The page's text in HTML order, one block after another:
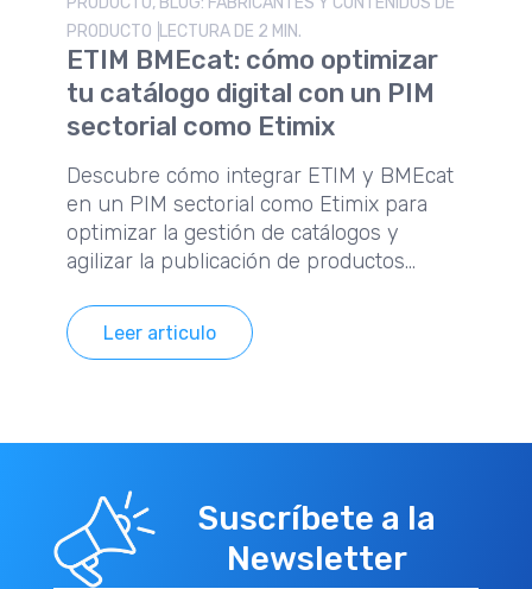
Suscríbete a la
Newsletter
PRODUCTO LECTURA DE 2 MIN.
ETIM BMEcat: cómo optimizar
tu catálogo digital con un PIM
sectorial como Etimix
Descubre cómo integrar ETIM y BMEcat
en un PIM sectorial como Etimix para
optimizar la gestión de catálogos y
agilizar la publicación de productos
Leer articulo